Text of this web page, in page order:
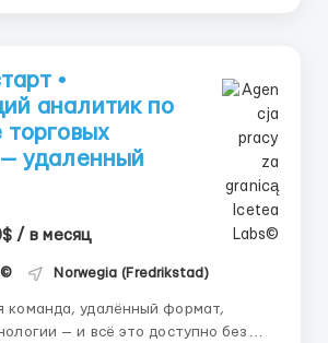
•
аналитик по
торговых
удаленный
/ в месяц
Norwegia (Fredrikstad)
команда, удалённый формат,
— и всё это доступно без